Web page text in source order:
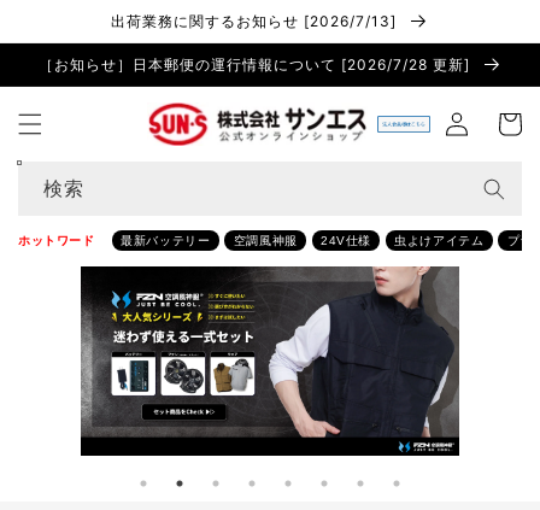
進む
出荷業務に関するお知らせ [2026/7/13]
［お知らせ］日本郵便の運行情報について [2026/7/28 更新]
ロ
イ
カ
ー
検索
ホットワード 最新バッテリー 空調風神服 24V仕様 虫よけアイテム プラ